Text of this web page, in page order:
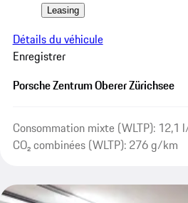
Leasing
Détails du véhicule
Enregistrer
Porsche Zentrum Oberer Zürichsee
Consommation mixte (WLTP): 12,1
CO₂ combinées (WLTP): 276 g/km